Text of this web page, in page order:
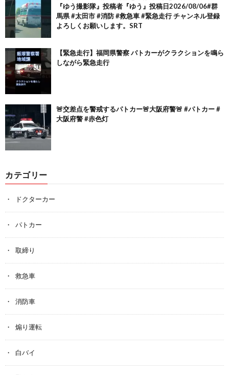
『ゆう撮影隊』投稿者『ゆう』投稿日2026/08/06#群
馬県 #太田市 #消防 #救急車 #緊急走行 チャンネル登録
よろしくお願いします。SRT
【緊急走行】福岡県警察 パトカーがクラクションを鳴ら
しながら緊急走行
🚨交差点を警戒するパトカー🚨大阪府警🚨 #パトカー #
大阪府警 #赤色灯
カテゴリー
ドクターカー
パトカー
取締り
救急車
消防車
煽り運転
白バイ